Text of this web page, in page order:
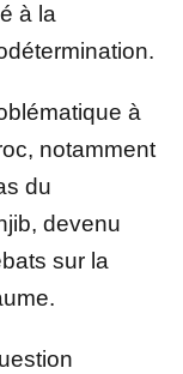
à la
à
notamment
du
devenu
sur la